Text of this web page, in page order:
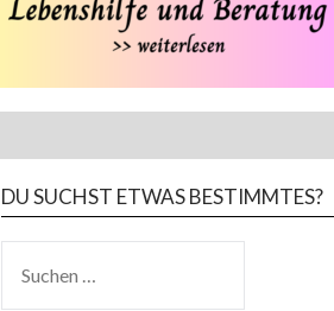
DU SUCHST ETWAS BESTIMMTES?
NACH: